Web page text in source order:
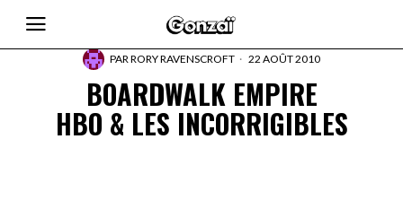
PARRORY RAVENSCROFT 22 AOÛT 2010
BOARDWALK EMPIRE
HBO & LES INCORRIGIBLES